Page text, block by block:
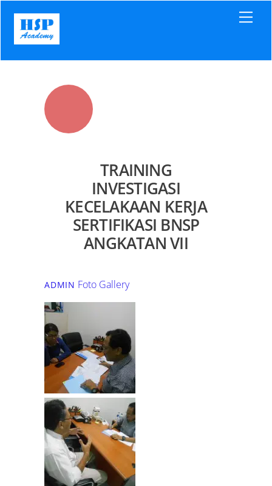
content
TRAINING
INVESTIGASI
KECELAKAAN KERJA
SERTIFIKASI BNSP
ANGKATAN VII
ADMIN Foto Gallery